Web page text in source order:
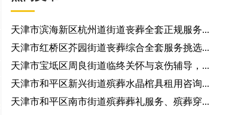
天津市滨海新区杭州道街道丧葬全套正规服务...
天津市红桥区芥园街道丧葬综合全套服务挑选...
天津市宝坻区周良街道临终关怀与哀伤辅导，...
天津市和平区新兴街道殡葬水晶棺具租用咨询...
天津市和平区南市街道殡葬葬礼服务、殡葬穿...